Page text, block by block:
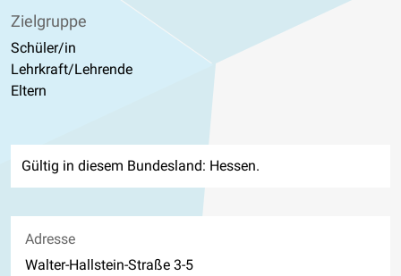
Zielgruppe
Schüler/in
Lehrkraft/Lehrende
Eltern
Gültig in diesem Bundesland: Hessen.
Adresse
Walter-Hallstein-Straße 3-5